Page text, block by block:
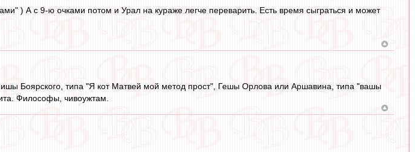
) А с 9-ю очками потом и Урал на кураже легче переварить. Есть время сыграться и может
Боярского, типа "Я кот Матвей мой метод прост", Гешы Орлова или Аршавина, типа "вашы
Философы, чивоужтам.